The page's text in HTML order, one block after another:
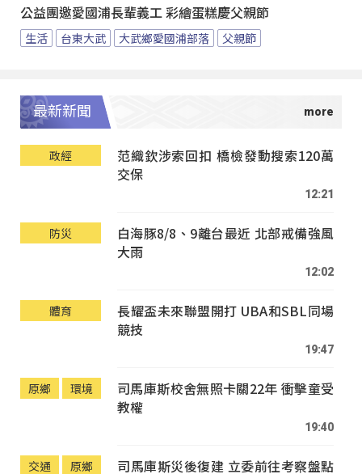
公益團邀愛國浦長輩義工 彩繪蛋糕慶父親節
生活 台東大武 大武鄉愛國浦部落 父親節
最新新聞
政經
范織欽涉索回扣 橋檢發動搜索120萬
交保
12:21
防災
白海豚8/8、9離台最近 北部戒備強風
大雨
12:02
體育
長耀盃未來聯盟開打 UBA和SBL同場
競技
19:47
原鄉 環境
司馬庫斯校舍無照卡關22年 衝擊童受
教權
19:40
交通 原鄉 司馬庫斯災後復建 立委前往考察盤點